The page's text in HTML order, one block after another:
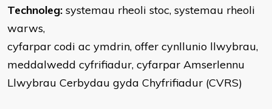
Technoleg: systemau rheoli stoc, systemau rheoli
warws,
cyfarpar codi ac ymdrin, offer cynllunio llwybrau,
meddalwedd cyfrifiadur, cyfarpar Amserlennu
Llwybrau Cerbydau gyda Chyfrifiadur (CVRS)